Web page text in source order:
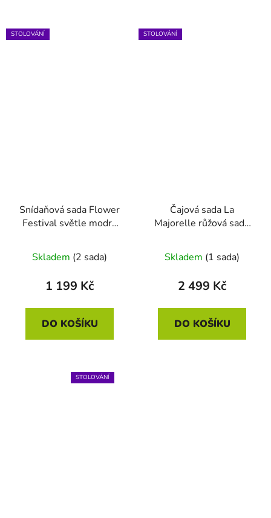
STOLOVÁNÍ
Snídaňová sada Flower
Festival světle modrá
Skladem (2 sada)
1 199 Kč
DO KOŠÍKU
STOLOVÁNÍ
Čajová sada La
Majorelle růžová sada
Skladem (1 sada)
2 499 Kč
DO KOŠÍKU
STOLOVÁNÍ